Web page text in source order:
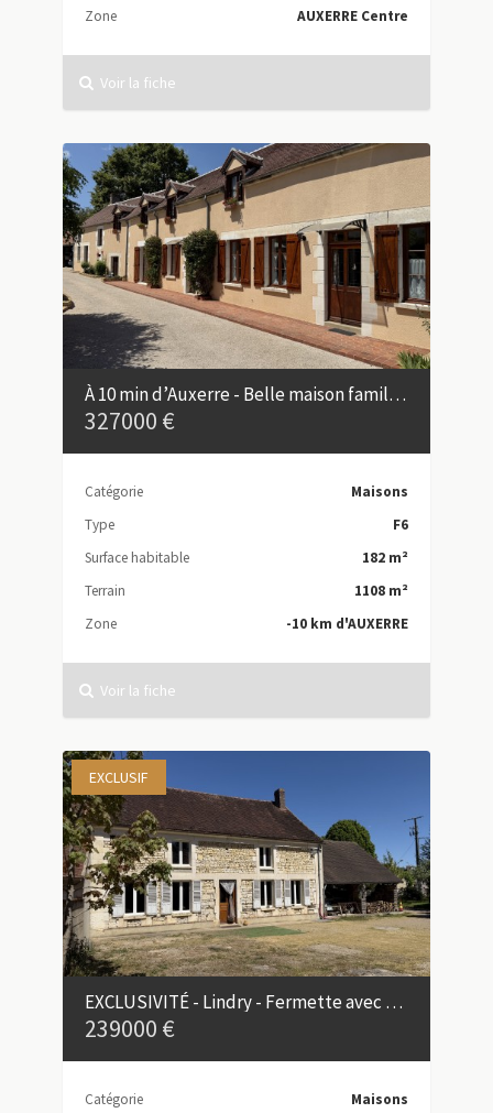
Zone AUXERRE Centre
Voir la fiche
À 10 min d’Auxerre - Belle maison familiale de 182 m²
327000 €
Catégorie
Maisons
Type
F6
Surface habitable
182 m²
Terrain
1108 m²
Zone
-10 km d'AUXERRE
Voir la fiche
EXCLUSIF
EXCLUSIVITÉ - Lindry - Fermette avec dépendances et beau potentiel
239000 €
Catégorie
Maisons